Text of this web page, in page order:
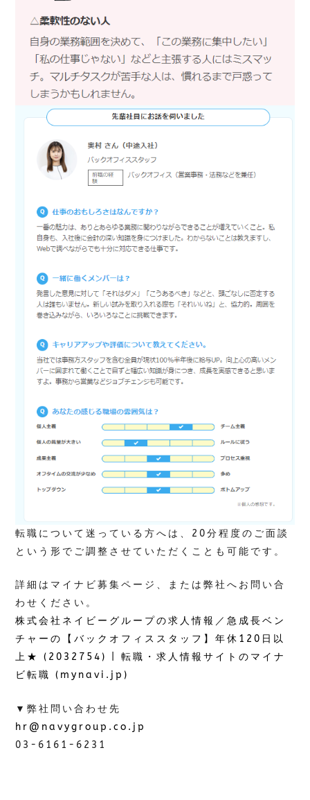
転職について迷っている方へは、20分程度のご面談
という形でご調整させていただくことも可能です。
詳細はマイナビ募集ページ、または弊社へお問い合
わせください。
株式会社ネイビーグループの求人情報／急成長ベン
チャーの【バックオフィススタッフ】年休120日以
上★ (2032754) | 転職・求人情報サイトのマイナ
ビ転職 (mynavi.jp)
▼弊社問い合わせ先
hr@navygroup.co.jp
03-6161-6231